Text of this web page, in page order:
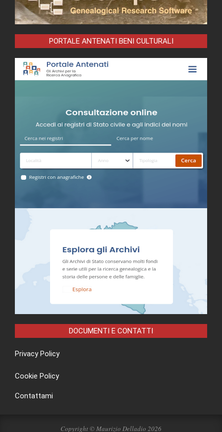
PORTALE ANTENATI BENI CULTURALI
DOCUMENTI E CONTATTI
Privacy Policy
Cookie Policy
Contattami
Copyright © Maurizio Delladio 2026